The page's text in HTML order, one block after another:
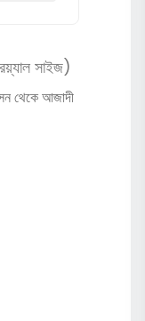
সাইজ)
থেকে আজাদী